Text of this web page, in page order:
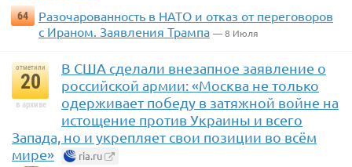
64
Разочарованность в НАТО и отказ от переговоров
с Ираном. Заявления Трампа — 8 Июля
отметили
20
в архиве
В США сделали внезапное заявление о
российской армии: «Москва не только
одерживает победу в затяжной войне на
истощение против Украины и всего
Запада, но и укрепляет свои позиции во всём
мире»
ria.ru